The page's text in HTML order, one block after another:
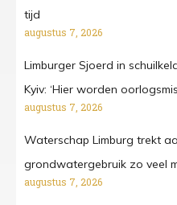
tijd
augustus 7, 2026
Limburger Sjoerd in
Kyiv: ‘Hier worden
augustus 7, 2026
Waterschap Limburg trekt
grondwatergebruik zo veel
augustus 7, 2026